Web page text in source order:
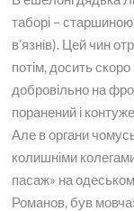
таборі –
в’язнів). Цей чин
потім, досить
добровільно на
поранений і
Але в органи
колишніми
пасаж» на
Романов, був